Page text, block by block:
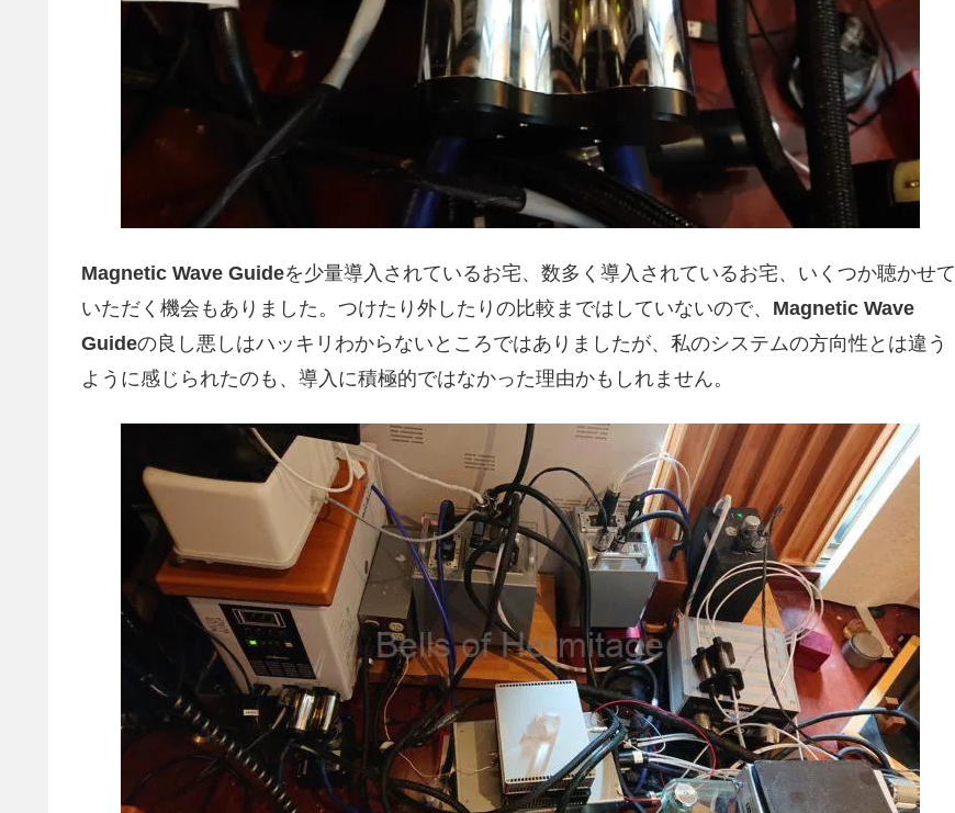
Magnetic Wave Guideを少量導入されているお宅、数多く導入されているお宅、いくつか聴かせて
いただく機会もありました。つけたり外したりの比較まではしていないので、 Magnetic Wave
Guideの良し悪しはハッキリわからないところではありましたが、私のシステムの方向性とは違う
ように感じられたのも、導入に積極的ではなかった理由かもしれません。